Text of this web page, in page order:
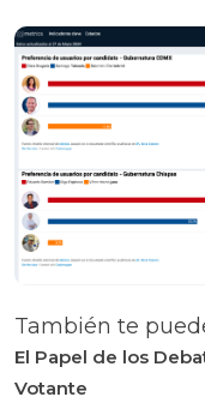
También te
El Papel de los
Votante